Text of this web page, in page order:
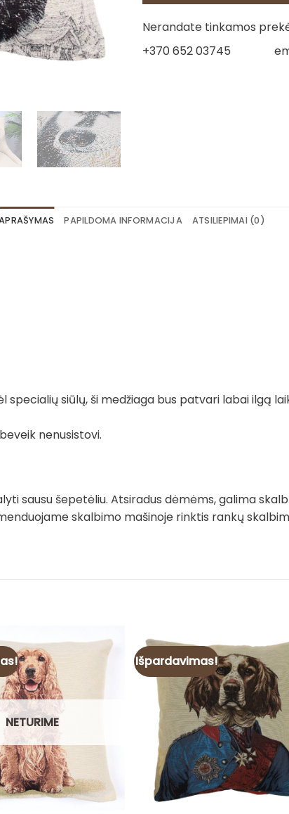
Nerandate tinkamos
+370 652 03745
PAPILDOMA INFORMACIJA ATSILIEPIMAI (0)
specialių siūlų, ši medžiaga bus patvari labai ilgą
nenusistovi.
sausu šepetėliu. Atsiradus dėmėms, galima
skalbimo mašinoje rinktis rankų
NETURIME
Išpardavimas!